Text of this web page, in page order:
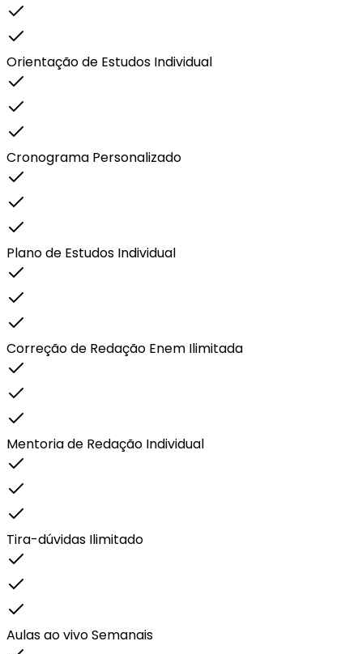
Orientação de Estudos Individual
Cronograma Personalizado
Plano de Estudos Individual
Correção de Redação Enem Ilimitada
Mentoria de Redação Individual
Tira-dúvidas Ilimitado
Aulas ao vivo Semanais